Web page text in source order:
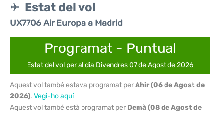
Estat del vol
UX7706 Air Europa a Madrid
Programat - Puntual
Estat del vol per al dia Divendres 07 de Agost de 2026
Aquest vol també estava programat perAhir (06 de Agost de
2026). Vegi-ho aquí
Aquest vol també està programat per Demà (08 de Agost de